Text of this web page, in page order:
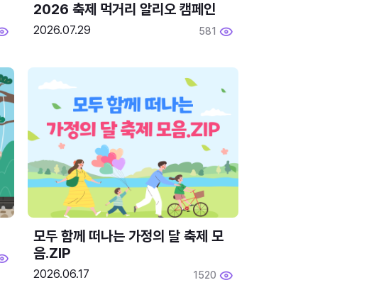
2026 축제 먹거리 알리오 캠페인
2026.07.29 581
모두 함께 떠나는 가정의 달 축제 모
음.ZIP
2026.06.17 1520